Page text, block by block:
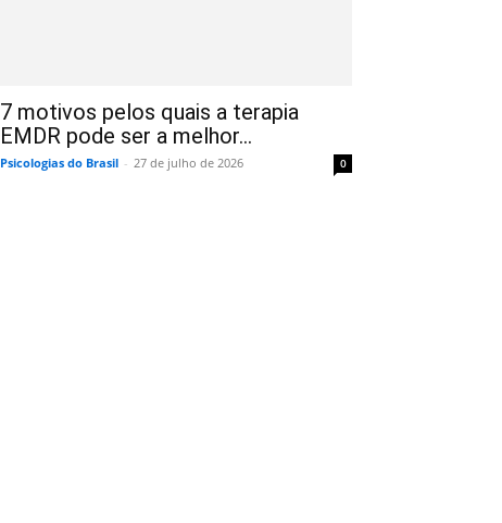
7 motivos pelos quais a terapia
EMDR pode ser a melhor...
Psicologias do Brasil - 27 de julho de 2026 0